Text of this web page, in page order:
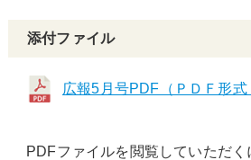
添付ファイル
広報5月号PDF（ＰＤＦ形式
PDFファイルを閲覧していただ